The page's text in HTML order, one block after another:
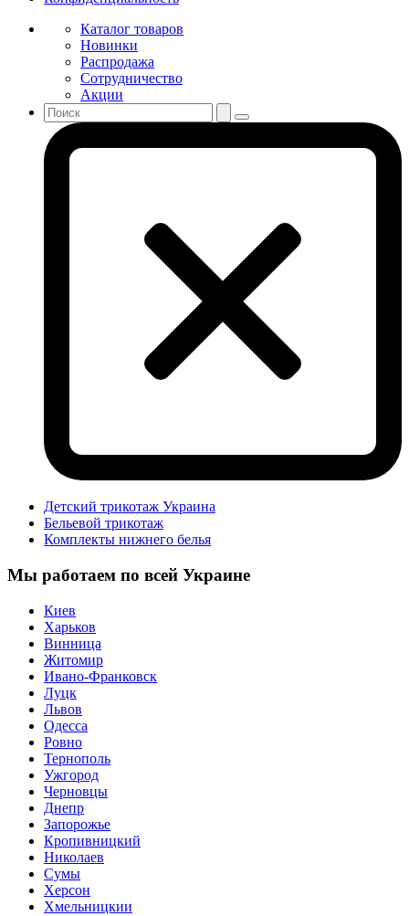
Каталог товаров
Новинки
Распродажа
Сотрудничество
Акции
Детский трикотаж Украина
Бельевой трикотаж
Комплекты нижнего белья
Мы работаем по всей Украине
Киев
Харьков
Винница
Житомир
Ивано-Франковск
Луцк
Львов
Одесса
Ровно
Тернополь
Ужгород
Черновцы
Днепр
Запорожье
Кропивницкий
Николаев
Сумы
Херсон
Хмельницкии